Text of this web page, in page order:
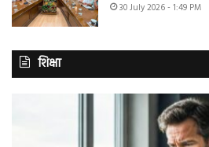
30 July 2026 - 1:49 PM
शिक्षा